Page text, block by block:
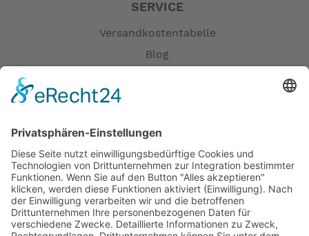
SERVICE
Versandkostentabelle
Blog
Öffnungszeiten
Versandpartner
Verfügbarkeiten
Zahlung und Versand
Datenschutz